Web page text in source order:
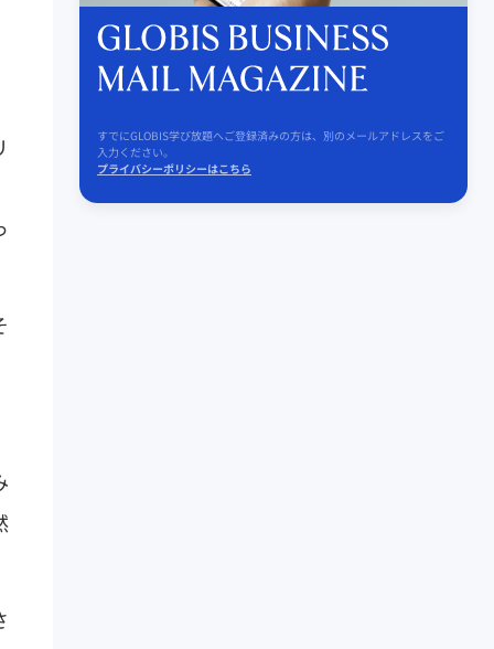
すでにGLOBIS学び放題へご登録済みの方は、別のメールアドレスをご
入力ください。
プライバシーポリシーはこちら